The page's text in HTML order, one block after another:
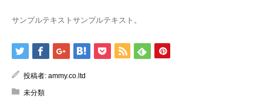
サンプルテキストサンプルテキスト。
投稿者: ammy.co.ltd
未分類